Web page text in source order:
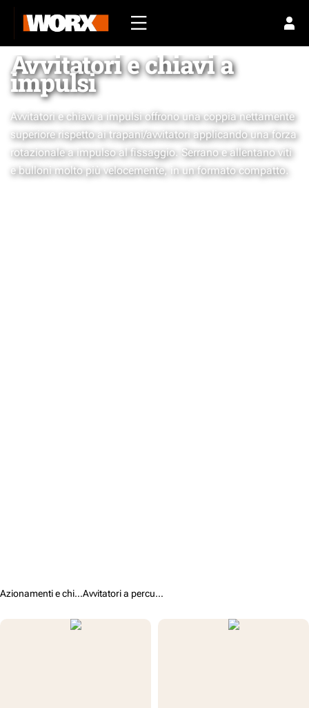
Avvitatori e chiavi a
impulsi
Avvitatori e chiavi a impulsi offrono una coppia nettamente
superiore rispetto ai trapani/avvitatori applicando una forza
rotazionale a impulso al fissaggio. Serrano e allentano viti
e bulloni molto più velocemente, in un formato compatto.
Azionamenti e chiavi / Avvitatori a percussione a batteria